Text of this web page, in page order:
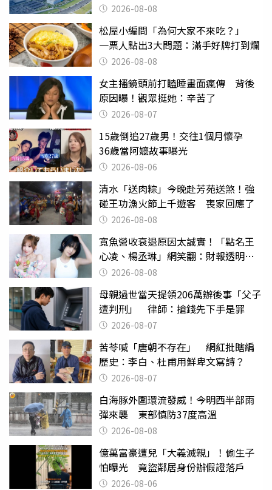
2026-08-08
松屋小編問「為何大家不來吃？」
一票人點出3大問題：滿手好牌打到爛
2026-08-08
女主播鏡頭前打瞌睡畫面瘋傳 背後
原因曝！觀眾挺她：辛苦了
2026-08-07
15歲倒追27歲男！交往1個月懷孕
36歲當阿嬤故事曝光
2026-08-06
清水「送肉粽」今晚赴芳苑送煞！強
碰王功漁火節上千遊客 喪家回應了
2026-08-08
寬魚營收衰退原因太誠實！「點名王
心凌、楊丞琳」網笑翻：財報透明度
滿分2026-08-08
母親過世當天提領206萬辦後事「父子
遭判刑」 律師：搶錢先下手是罪
2026-08-07
苦苓喊「唐朝不存在」 網紅批瞎編
歷史：李白、杜甫用鮮卑文寫詩？
2026-08-07
白海豚外圍環流發威！今明西半部雨
彈來襲 東部慎防37度高溫
2026-08-08
億萬富豪遭兒「大義滅親」！偷生子
怕曝光 竟盜鄰居身份辦假證落戶
2026-08-06